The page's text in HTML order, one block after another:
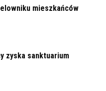
mieszkańców
zyska sanktuarium